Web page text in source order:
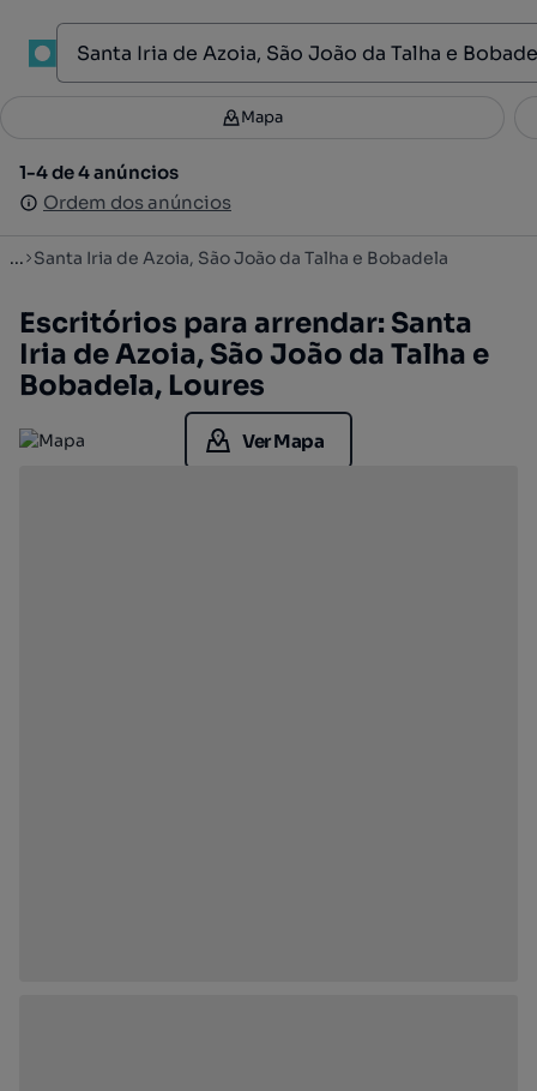
Filtros 4
1-4 de 4 anúncios
Ordem dos anúncios
Mapa
1-4 de 4 anúncios
Ordem dos anúncios
... Santa Iria de Azoia, São João da Talha e Bobadela
Escritórios para arrendar: Santa
Iria de Azoia, São João da Talha e
Bobadela, Loures
Ver Mapa